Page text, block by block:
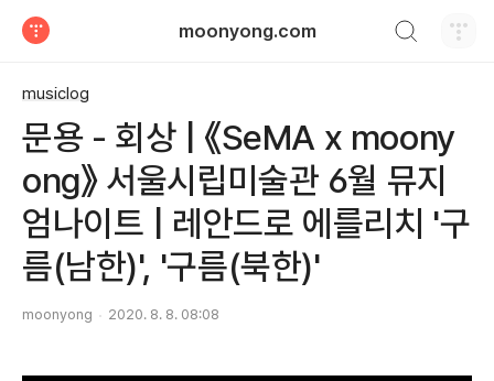
moonyong.com
musiclog
문용 - 회상 | 《SeMA x moony
ong》 서울시립미술관 6월 뮤지
엄나이트 | 레안드로 에를리치 '구
름(남한)', '구름(북한)'
moonyong 2020. 8. 8. 08:08